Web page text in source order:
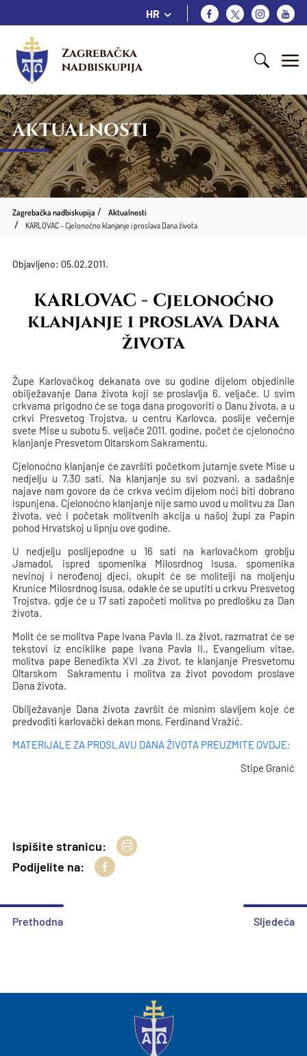
HR
Zagrebačka
nadbiskupija
AKTUALNOSTI
Zagrebačka nadbiskupija
Aktualnosti
KARLOVAC - Cjelonoćno klanjanje i proslava Dana života
Objavljeno: 05.02.2011.
KARLOVAC - Cjelonoćno
klanjanje i proslava Dana
života
Župe Karlovačkog dekanata ove su godine dijelom objedinile
obilježavanje Dana života koji se proslavlja 6. veljače. U svim
crkvama prigodno će se toga dana progovoriti o Danu života, a u
crkvi Presvetog Trojstva, u centru Karlovca, poslije večernje
svete Mise u subotu 5. veljače 2011. godine, počet će cjelonoćno
klanjanje Presvetom Oltarskom Sakramentu.
Cjelonoćno klanjanje će završiti početkom jutarnje svete Mise u
nedjelju u 7,30 sati. Na klanjanje su svi pozvani, a sadašnje
najave nam govore da će crkva većim dijelom noći biti dobrano
ispunjena. Cjelonoćno klanjanje nije samo uvod u molitvu za Dan
života, već i početak molitvenih akcija u našoj župi za Papin
pohod Hrvatskoj u lipnju ove godine.
U nedjelju poslijepodne u 16 sati na karlovačkom groblju
Jamadol, ispred spomenika Milosrdnog Isusa, spomenika
nevinoj i nerođenoj djeci, okupit će se molitelji na moljenju
Krunice Milosrdnog Isusa, odakle će se uputiti u crkvu Presvetog
Trojstva, gdje će u 17 sati započeti molitva po predlošku za Dan
života.
Molit će se molitva Pape Ivana Pavla II. za život, razmatrat će se
tekstovi iz enciklike pape Ivana Pavla II., Evangelium vitae,
molitva pape Benedikta XVI .za život, te klanjanje Presvetomu
Oltarskom Sakramentu i molitva za život povodom proslave
Dana života.
Obilježavanje Dana života završit će misnim slavljem koje će
predvoditi karlovački dekan mons. Ferdinand Vražić.
MATERIJALE ZA PROSLAVU DANA ŽIVOTA PREUZMITE OVDJE:
Stipe Granić
Ispišite stranicu:
Podijelite na:
Prethodna Sljedeća